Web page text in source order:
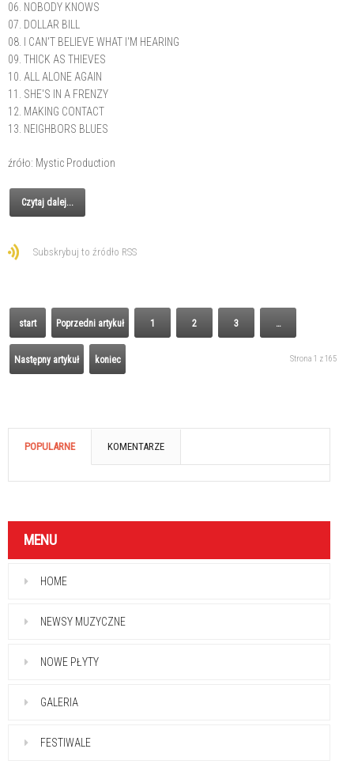
06. NOBODY KNOWS
07. DOLLAR BILL
08. I CAN'T BELIEVE WHAT I'M HEARING
09. THICK AS THIEVES
10. ALL ALONE AGAIN
11. SHE'S IN A FRENZY
12. MAKING CONTACT
13. NEIGHBORS BLUES
źróło: Mystic Production
Czytaj dalej...
Subskrybuj to źródło RSS
start Poprzedni artykuł 1 2 3 …
Następny artykuł koniec Strona 1 z 165
POPULARNE KOMENTARZE
MENU
HOME
NEWSY MUZYCZNE
NOWE PŁYTY
GALERIA
FESTIWALE